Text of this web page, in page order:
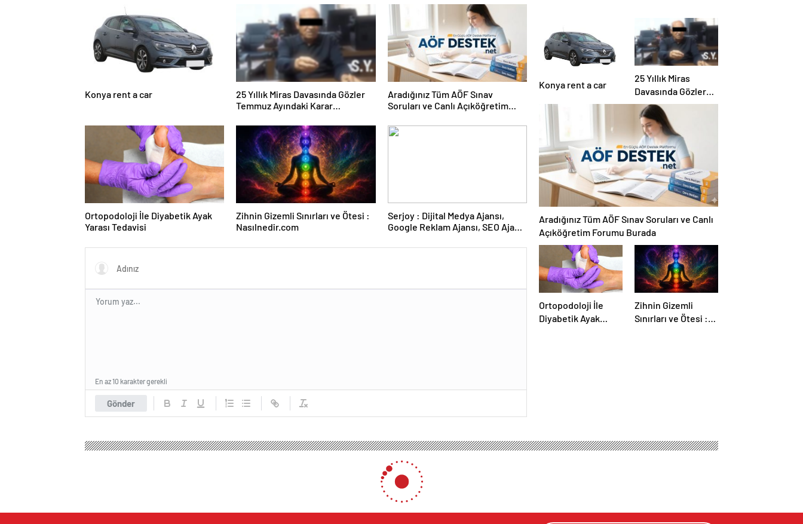
Konya rent a car
25 Yıllık Miras Davasında Gözler
Temmuz Ayındaki Karar
Aradığınız Tüm AÖF Sınav
Soruları ve Canlı Açıköğretim
Ortopodoloji İle Diyabetik Ayak
Yarası Tedavisi
Zihnin Gizemli Sınırları ve Ötesi :
Nasılnedir.com
Serjoy : Dijital Medya Ajansı,
Google Reklam Ajansı, SEO Ajansı
Gönder
En az 10 karakter gerekli
Konya rent a car
25 Yıllık Miras
Davasında Gözler
Temmuz Ayındaki
Karar Duruşmasına
Çevrildi
Aradığınız Tüm AÖF Sınav Soruları ve Canlı
Açıköğretim Forumu Burada
Ortopodoloji İle
Diyabetik Ayak
Zihnin Gizemli
Sınırları ve Ötesi :